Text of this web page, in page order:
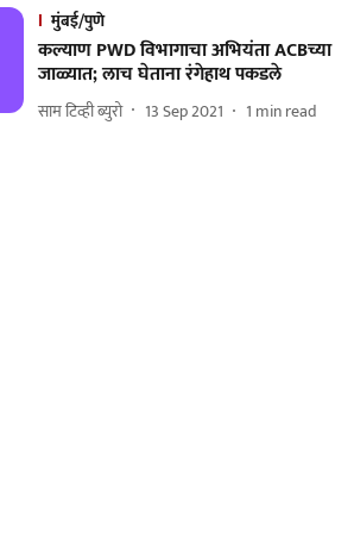
मुंबई/पुणे
कल्याण PWD विभागाचा अभियंता ACBच्या
जाळ्यात; लाच घेताना रंगेहाथ पकडले
साम टिव्ही ब्युरो 13 Sep 2021 1 min read